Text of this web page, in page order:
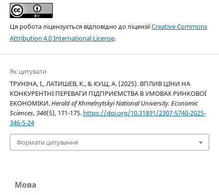
Ця робота ліцензується відповідно до ліцензіїCreative Commons
Attribution 4.0 International License.
Як цитувати
ТРУНІНА, І., ЛАТИШЕВ, К., & КУЩ, А. (2025). ВПЛИВ ЦІНИ НА
КОНКУРЕНТНІ ПЕРЕВАГИ ПІДПРИЄМСТВА В УМОВАХ РИНКОВОЇ
ЕКОНОМІКИ.Herald of Khmelnytskyi National University. Economic
Sciences,346(5), 171-175. https://doi.org/10.31891/2307-5740-2025-
346-5-24
Формати цитування
Мова